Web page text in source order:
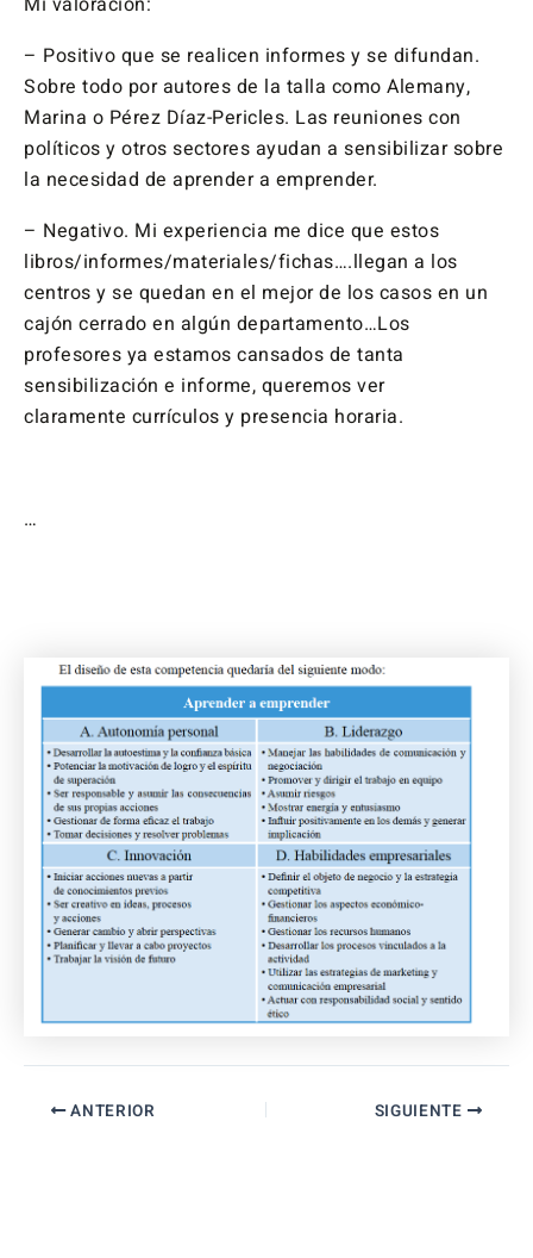
– Positivo que se realicen informes y se difundan.
Sobre todo por autores de la talla como Alemany,
Marina o Pérez Díaz-Pericles. Las reuniones con
políticos y otros sectores ayudan a sensibilizar sobre
la necesidad de aprender a emprender.
– Negativo. Mi experiencia me dice que estos
libros/informes/materiales/fichas….llegan a los
centros y se quedan en el mejor de los casos en un
cajón cerrado en algún departamento…Los
profesores ya estamos cansados de tanta
sensibilización e informe, queremos ver
claramente currículos y presencia horaria.
…
ANTERIOR SIGUIENTE